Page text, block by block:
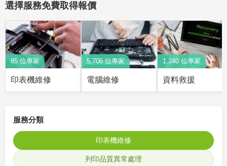
選擇服務免費取得報價
85 位專家
印表機維修
5,706 位專家
電腦維修
1,240 位專家
資料救援
服務分類
印表機維修
列印品質異常處理